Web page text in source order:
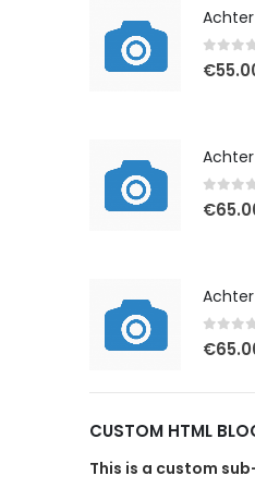
0out
€
0out
€
0out
€
CUSTOM HTML
This is a custom